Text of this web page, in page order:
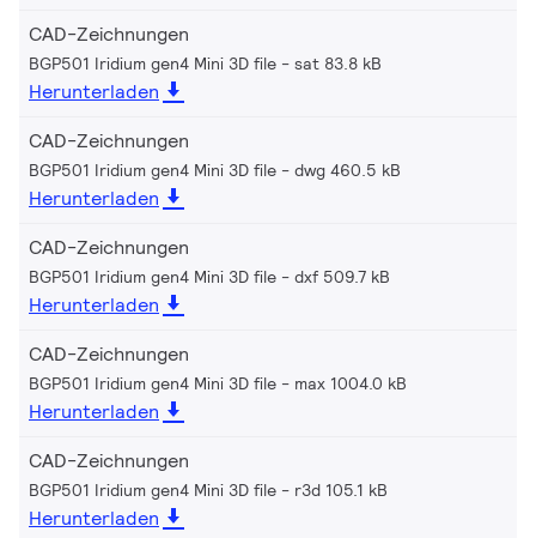
CAD-Zeichnungen
BGP501 Iridium gen4 Mini 3D file sat 83.8 kB
Herunterladen
CAD-Zeichnungen
BGP501 Iridium gen4 Mini 3D file dwg 460.5 kB
Herunterladen
CAD-Zeichnungen
BGP501 Iridium gen4 Mini 3D file dxf 509.7 kB
Herunterladen
CAD-Zeichnungen
BGP501 Iridium gen4 Mini 3D file max 1004.0 kB
Herunterladen
CAD-Zeichnungen
BGP501 Iridium gen4 Mini 3D file r3d 105.1 kB
Herunterladen